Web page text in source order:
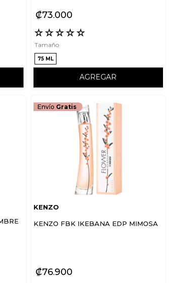
₡73000
☆☆☆☆☆
Tamaño
75 ML
AGREGAR
Envío Gratis
KENZO
KENZO FBK IKEBANA EDP MIMOSA
₡76900